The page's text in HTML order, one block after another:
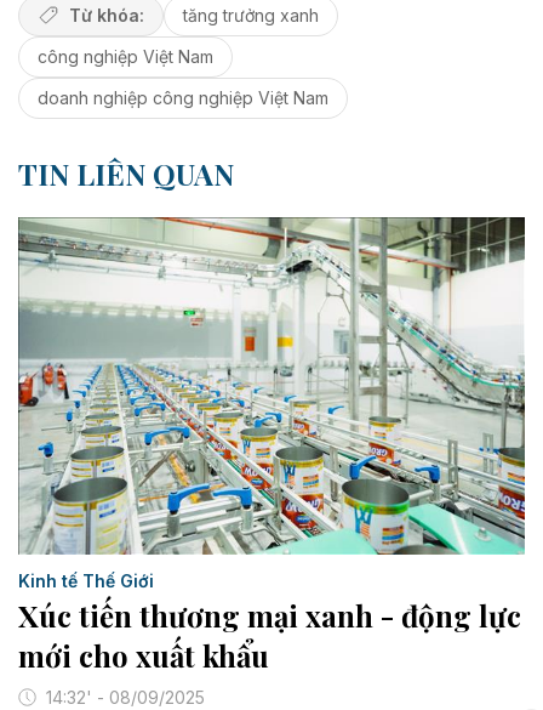
Từ khóa:
tăng trưởng xanh
công nghiệp Việt Nam
doanh nghiệp công nghiệp Việt Nam
TIN LIÊN QUAN
Kinh tế Thế Giới
Xúc tiến thương mại xanh - động lực
mới cho xuất khẩu
14:32' - 08/09/2025